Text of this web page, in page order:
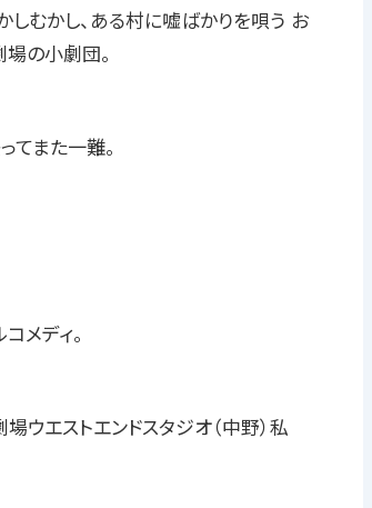
しむかし、ある村に嘘ばかりを唄う お
の小劇団。
てまた一難。
メディ。
ウエストエンドスタジオ（中野）私